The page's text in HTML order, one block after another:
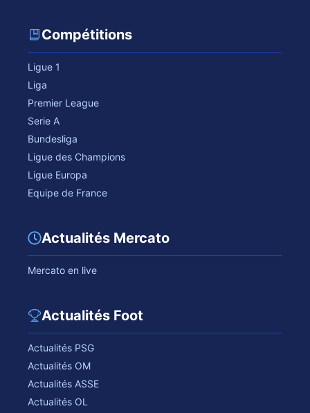
Compétitions
Ligue 1
Liga
Premier League
Serie A
Bundesliga
Ligue des Champions
Ligue Europa
Equipe de France
Actualités Mercato
Mercato en live
Actualités Foot
Actualités PSG
Actualités OM
Actualités ASSE
Actualités OL